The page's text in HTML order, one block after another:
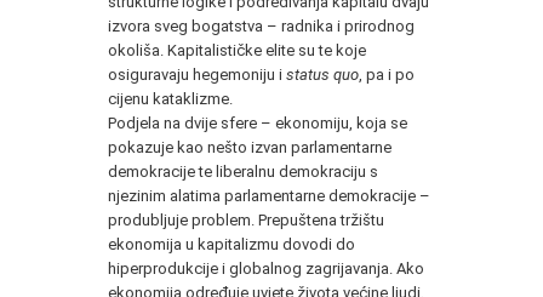
izvora sveg bogatstva – radnika i prirodnog
okoliša. Kapitalističke elite su te koje
osiguravaju hegemoniju i status quo , pa i po
cijenu kataklizme.
Podjela na dvije sfere – ekonomiju, koja se
pokazuje kao nešto izvan parlamentarne
demokracije te liberalnu demokraciju s
njezinim alatima parlamentarne demokracije –
produbljuje problem. Prepuštena tržištu
ekonomija u kapitalizmu dovodi do
hiperprodukcije i globalnog zagrijavanja. Ako
ekonomija određuje uvjete života većine ljudi,